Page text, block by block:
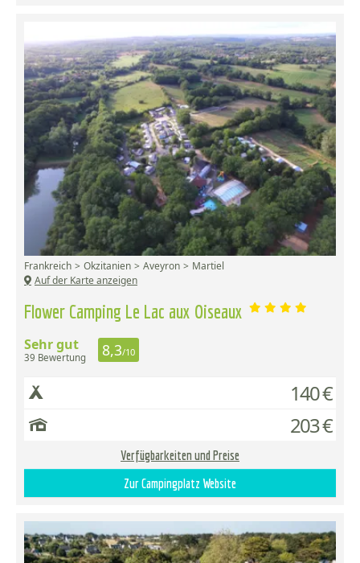
Flower Camping Le Lac aux Oiseaux
Frankreich Okzitanien Aveyron
Martiel
Auf der Karte anzeigen
Sehr gut
39 Bewertung 8,3/10
140 €
203 €
Verfügbarkeiten und Preise
Zur Campingplatz Website